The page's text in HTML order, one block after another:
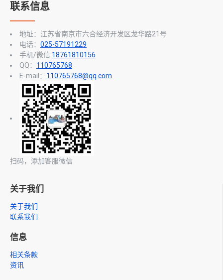
联系信息
地址：江苏省南京市六合经济开发区龙华路21号
电话： 025-57191229
手机/微信:18761810156
QQ： 110765768
E-mail： 110765768@qq.com
扫码，添加客服微信
关于我们
关于我们
联系我们
信息
相关条款
资讯